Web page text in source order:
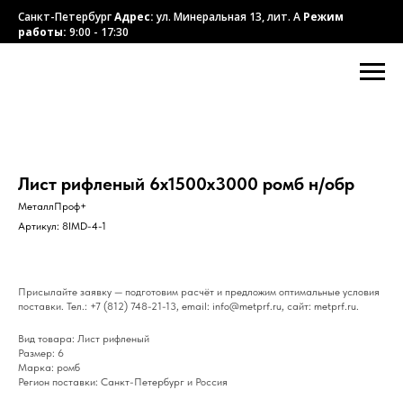
Санкт-ПетербургАдрес:ул. Минеральная 13, лит. А Режим
работы: 9:00 - 17:30
Лист рифленый 6х1500х3000 ромб н/обр
МеталлПроф+
Артикул: 8IMD-4-1
Присылайте заявку — подготовим расчёт и предложим оптимальные условия
поставки. Тел.: +7 (812) 748-21-13, email: info@metprf.ru, сайт: metprf.ru.
Вид товара: Лист рифленый
Размер: 6
Марка: ромб
Регион поставки: Санкт-Петербург и Россия